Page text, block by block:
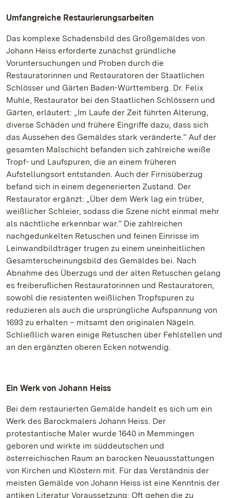
Umfangreiche Restaurierungsarbeiten
Das komplexe Schadensbild des Großgemäldes von
Johann Heiss erforderte zunächst gründliche
Voruntersuchungen und Proben durch die
Restauratorinnen und Restauratoren der Staatlichen
Schlösser und Gärten Baden-Württemberg. Dr. Felix
Muhle, Restaurator bei den Staatlichen Schlössern und
Gärten, erläutert: „Im Laufe der Zeit führten Alterung,
diverse Schäden und frühere Eingriffe dazu, dass sich
das Aussehen des Gemäldes stark veränderte.“ Auf der
gesamten Malschicht befanden sich zahlreiche weiße
Tropf- und Laufspuren, die an einem früheren
Aufstellungsort entstanden. Auch der Firnisüberzug
befand sich in einem degenerierten Zustand. Der
Restaurator ergänzt: „Über dem Werk lag ein trüber,
weißlicher Schleier, sodass die Szene nicht einmal mehr
als nächtliche erkennbar war.“ Die zahlreichen
nachgedunkelten Retuschen und feinen Einrisse im
Leinwandbildträger trugen zu einem uneinheitlichen
Gesamterscheinungsbild des Gemäldes bei. Nach
Abnahme des Überzugs und der alten Retuschen gelang
es freiberuflichen Restauratorinnen und Restauratoren,
sowohl die resistenten weißlichen Tropfspuren zu
reduzieren als auch die ursprüngliche Aufspannung von
1693 zu erhalten – mitsamt den originalen Nägeln.
Schließlich waren einige Retuschen über Fehlstellen und
an den ergänzten oberen Ecken notwendig.
Ein Werk von Johann Heiss
Bei dem restaurierten Gemälde handelt es sich um ein
Werk des Barockmalers Johann Heiss. Der
protestantische Maler wurde 1640 in Memmingen
geboren und wirkte im süddeutschen und
österreichischen Raum an barocken Neuausstattungen
von Kirchen und Klöstern mit. Für das Verständnis der
meisten Gemälde von Johann Heiss ist eine Kenntnis der
antiken Literatur Voraussetzung: Oft gehen die zu